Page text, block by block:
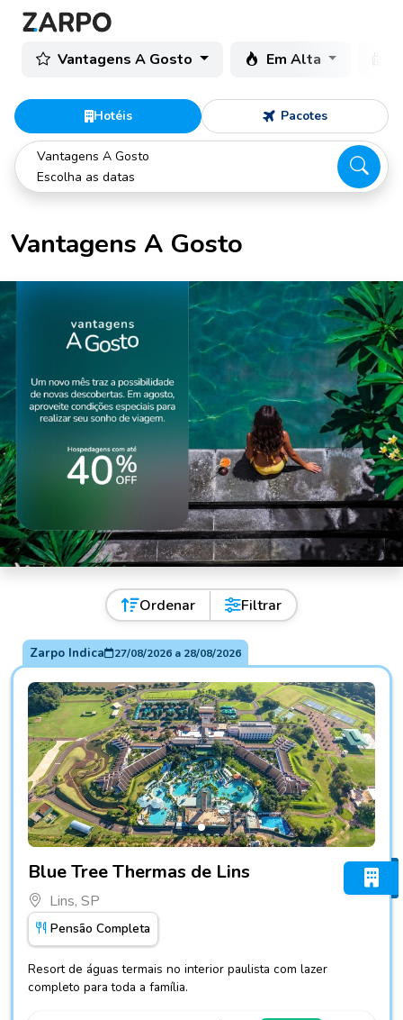
Vantagens A Gosto Em Alta
Hotéis Pacotes
Vantagens A Gosto
Escolha as datas
Vantagens A Gosto
Ordenar Filtrar
Zarpo Indica 27/08/2026a 28/08/2026
Blue Tree Thermas de Lins
Lins, SP
Pensão Completa
Resort de águas termais no interior paulista com lazer
completo para toda a família.